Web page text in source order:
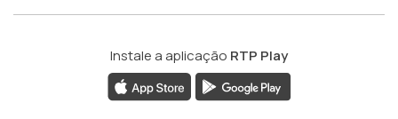
Instale a aplicação RTP Play